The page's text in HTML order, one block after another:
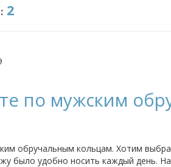
кувшинами обходитесь?
2
по мужским
обручальным кольцам. Хотим
было удобно носить каждый день.